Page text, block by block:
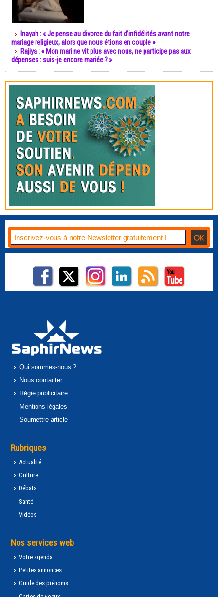
Inayah : « Je pense au divorce du fait d’infidélités avant notre
mariage religieux, alors que nous étions en couple »
Rajiya : « Mon mari ne vit plus avec nous, ne participe pas aux
dépenses : suis-je encore mariée ? »
Qui sommes-nous ?
Nous contacter
Régie publicitaire
Mentions légales
Soumettre article
Rubriques
Actualité
Culture
Débats
Santé
Vidéos
Nos services web
Votre agenda
Petites annonces
Guide des prénoms